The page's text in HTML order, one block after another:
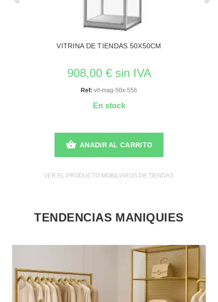
VITRINA DE TIENDAS 50X50CM
908,00 € sin IVA
Ref: vit-mag-50x-556
En stock
ANADIR AL CARRITO
VER EL PRODUCTO MOBILIAROS DE TIENDAS
TENDENCIAS MANIQUIES